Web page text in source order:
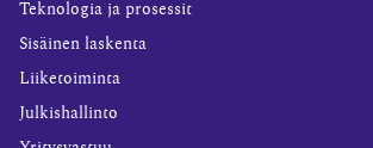
Teknologia ja prosessit
Sisäinen laskenta
Liiketoiminta
Julkishallinto